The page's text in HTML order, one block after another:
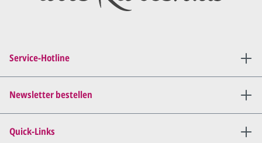
PDF per E-Mail.
uns, was Sie amEntwurf
Wir senden Ihnen den
Service-Hotline
Quick-Links
Newsletter bestellen